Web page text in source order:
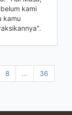
kami
kamu
8 ...
36